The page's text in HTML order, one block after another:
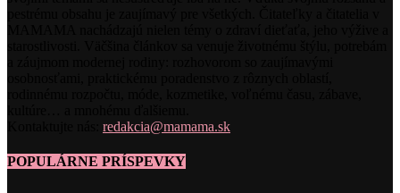
redakcia@mamama.sk
POPULÁRNE PRÍSPEVKY